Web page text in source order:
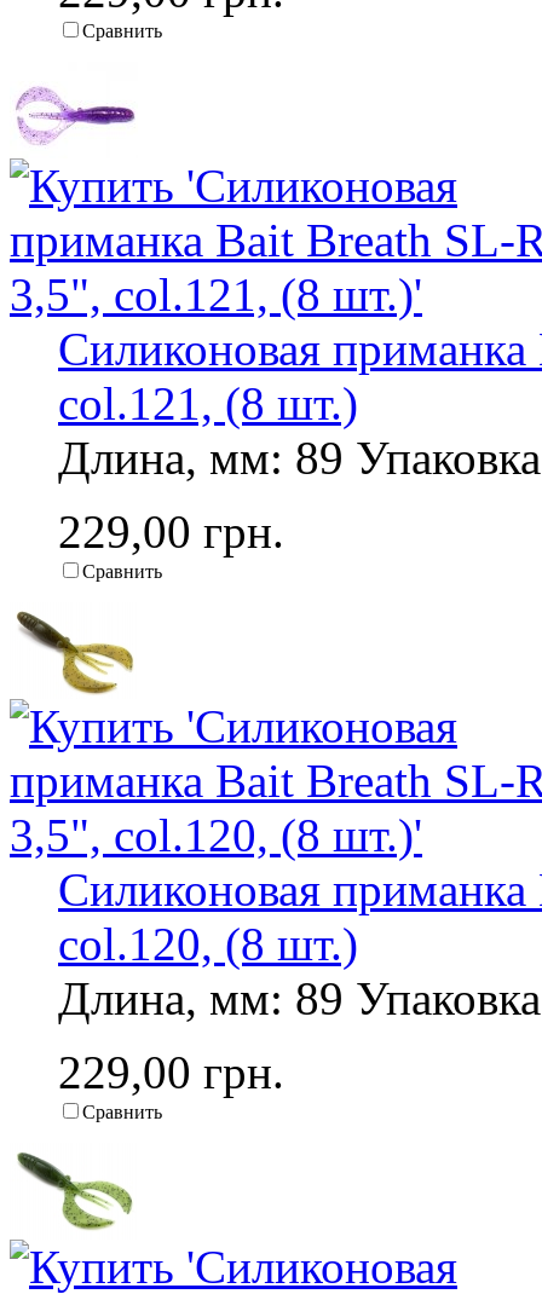
Сравнить
Силиконовая
col.121, (8 шт.)
Длина, мм: 89
229,00 грн.
Сравнить
Силиконовая
col.120, (8 шт.)
Длина, мм: 89
229,00 грн.
Сравнить